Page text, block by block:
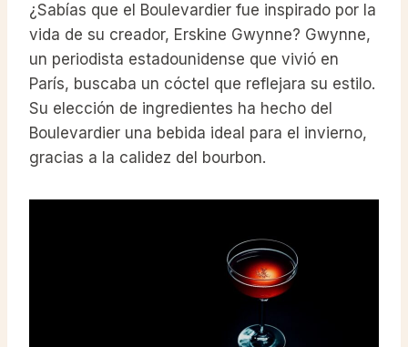
¿Sabías que el Boulevardier fue inspirado por la
vida de su creador, Erskine Gwynne? Gwynne,
un periodista estadounidense que vivió en
París, buscaba un cóctel que reflejara su estilo.
Su elección de ingredientes ha hecho del
Boulevardier una bebida ideal para el invierno,
gracias a la calidez del bourbon.